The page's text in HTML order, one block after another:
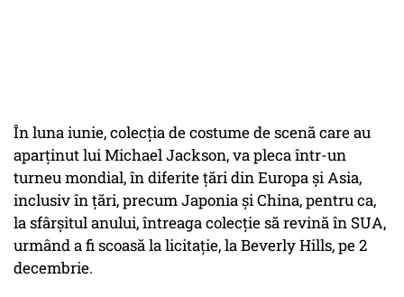
În luna iunie, colecția de costume de scenă care au
aparținut lui Michael Jackson, va pleca într-un
turneu mondial, în diferite țări din Europa și Asia,
inclusiv în țări, precum Japonia și China, pentru ca,
la sfârșitul anului, întreaga colecție să revină în SUA,
urmând a fi scoasă la licitație, la Beverly Hills, pe 2
decembrie.